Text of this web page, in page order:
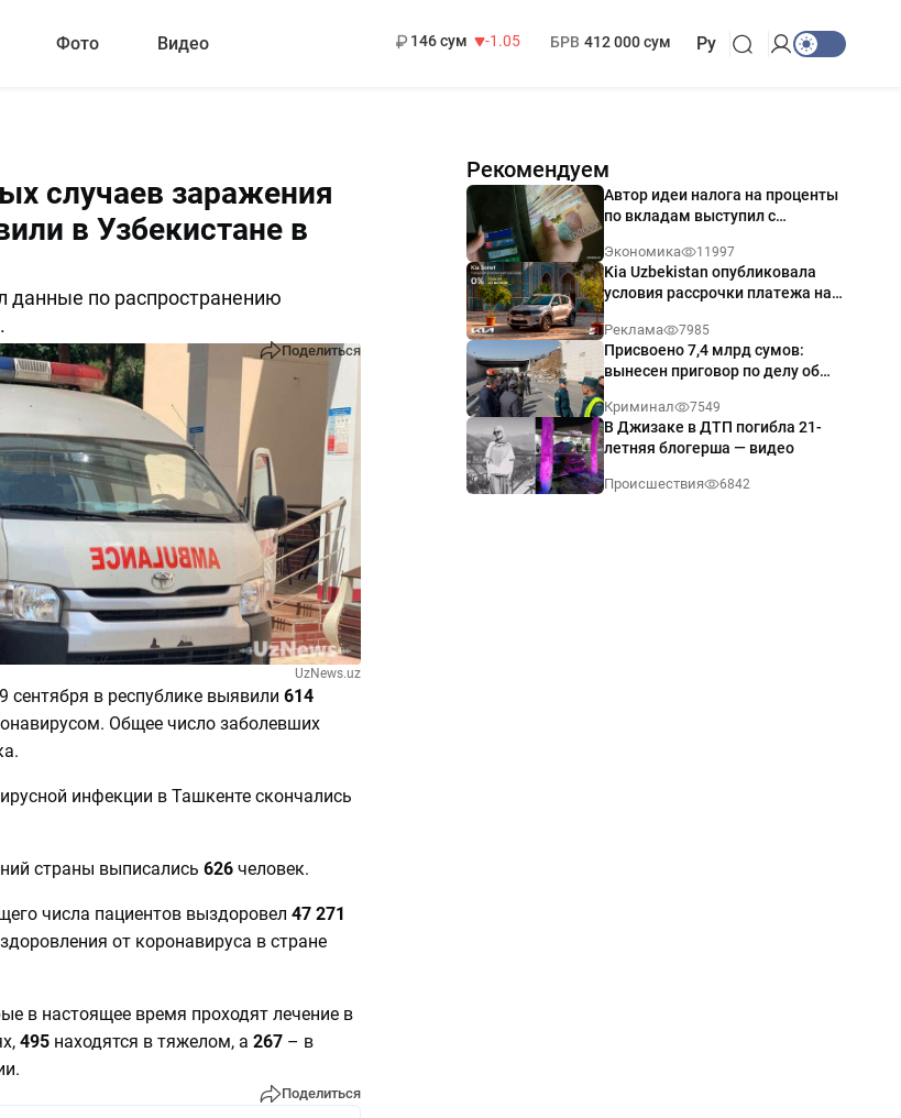
Фото Видео
146 сум
-1.05
БРВ 412 000 сум Ру
случаев заражения
в Узбекистане в
данные по распространению
Поделиться
UzNews.uz
в республике выявили 614
Общее число заболевших
инфекции в Ташкенте скончались
страны выписались 626человек.
числа пациентов выздоровел 47 271
от коронавируса в стране
в настоящее время проходят лечение в
495находятся в тяжелом, а 267 – в
Поделиться
Рекомендуем
Автор идеи налога на проценты
по вкладам выступил с
Экономика 11997
Kia Uzbekistan опубликовала
условия рассрочки платежа на
годовых
Реклама 7985
Присвоено 7,4 млрд сумов:
вынесен приговор по делу об
Ташкенте
Криминал 7549
В Джизаке в ДТП погибла 21-
летняя блогерша — видео
Происшествия 6842